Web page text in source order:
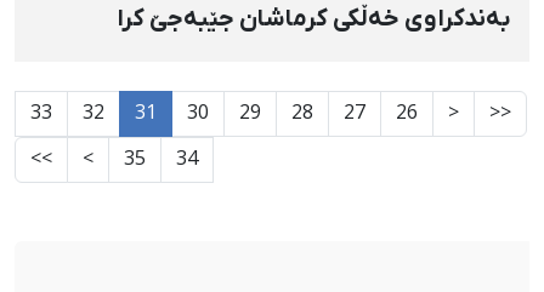
بەندکراوی خەڵکی کرماشان جێبەجێ کرا
<<
<
26
27
28
29
30
31
32
33
34
35
>
>>